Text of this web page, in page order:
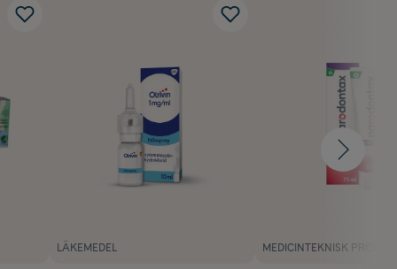
LÄKEMEDEL MEDICINTEKNISK